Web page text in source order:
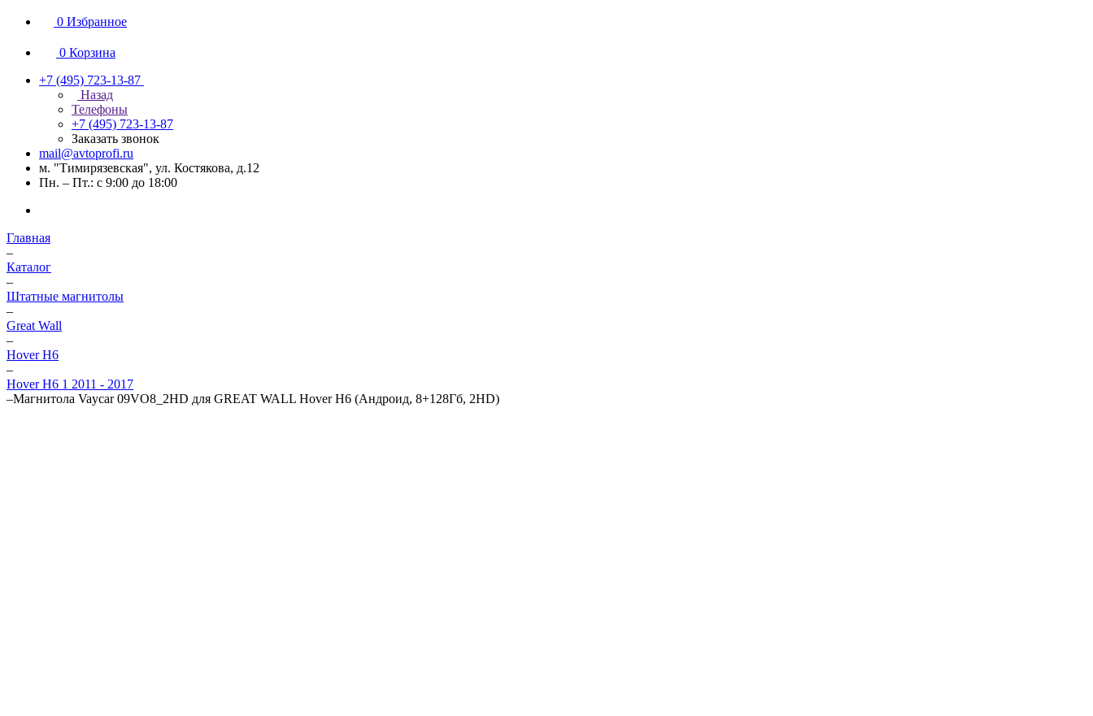
0 Избранное
0 Корзина
+7 (495) 723-13-87
Назад
Телефоны
+7 (495) 723-13-87
Заказать звонок
mail@avtoprofi.ru
м. "Тимирязевская", ул. Костякова, д.12
Пн. – Пт.: с 9:00 до 18:00
Главная
–
Каталог
–
Штатные магнитолы
–
Great Wall
–
Hover H6
–
Hover H6 1 2011 - 2017
–Магнитола Vaycar 09VO8_2HD для GREAT WALL Hover H6 (Андроид, 8+128Гб, 2HD)